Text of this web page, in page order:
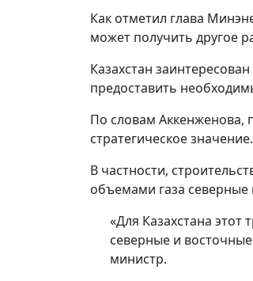
Как отметил глава
может получить другое
Казахстан
предоставить
По словам Аккенженова,
стратегическое значение.
В частности,
объемами газа северные
«Для Казахстана
северные и
министр.